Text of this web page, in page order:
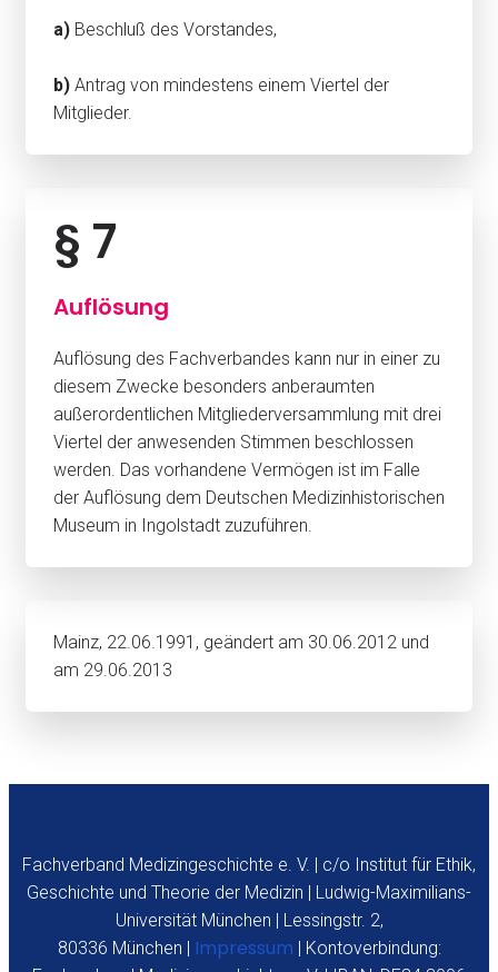
a) Beschluß des Vorstandes,
b) Antrag von mindestens einem Viertel der
Mitglieder.
§ 7
Auflösung
Auflösung des Fachverbandes kann nur in einer zu
diesem Zwecke besonders anberaumten
außerordentlichen Mitgliederversammlung mit drei
Viertel der anwesenden Stimmen beschlossen
werden. Das vorhandene Vermögen ist im Falle
der Auflösung dem Deutschen Medizinhistorischen
Museum in Ingolstadt zuzuführen.
Mainz, 22.06.1991, geändert am 30.06.2012 und
am 29.06.2013
Fachverband Medizingeschichte e. V. | c/o Institut für Ethik,
Geschichte und Theorie der Medizin | Ludwig-Maximilians-
Universität München | Lessingstr. 2,
80336 München | Impressum | Kontoverbindung: